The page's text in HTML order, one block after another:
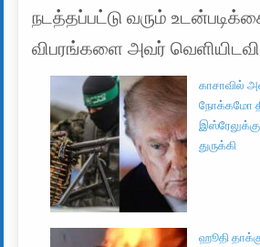
நடத்தப்பட்டு வரும்
விபரங்களை அவர்
காசாவில்
நோக்கமோ
துருக்கி
ஹூதி